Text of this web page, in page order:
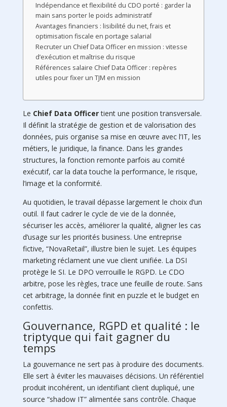
Indépendance et flexibilité du CDO porté : garder la
main sans porter le poids administratif
Avantages financiers : lisibilité du net, frais et
optimisation fiscale en portage salarial
Recruter un Chief Data Officer en mission : vitesse
d’exécution et maîtrise du risque
Références salaire Chief Data Officer : repères
utiles pour fixer un TJM en mission
Le Chief Data Officertient une position transversale.
Il définit la stratégie de gestion et de valorisation des
données, puis organise sa mise en œuvre avec l’IT, les
métiers, le juridique, la finance. Dans les grandes
structures, la fonction remonte parfois au comité
exécutif, car la data touche la performance, le risque,
l’image et la conformité.
Au quotidien, le travail dépasse largement le choix d’un
outil. Il faut cadrer le cycle de vie de la donnée,
sécuriser les accès, améliorer la qualité, aligner les cas
d’usage sur les priorités business. Une entreprise
fictive, “NovaRetail”, illustre bien le sujet. Les équipes
marketing réclament une vue client unifiée. La DSI
protège le SI. Le DPO verrouille le RGPD. Le CDO
arbitre, pose les règles, trace une feuille de route. Sans
cet arbitrage, la donnée finit en puzzle et le budget en
confettis.
Gouvernance, RGPD et qualité : le
triptyque qui fait gagner du
temps
La gouvernance ne sert pas à produire des documents.
Elle sert à éviter les mauvaises décisions. Un référentiel
produit incohérent, un identifiant client dupliqué, une
source “shadow IT” alimentée sans contrôle. Chaque